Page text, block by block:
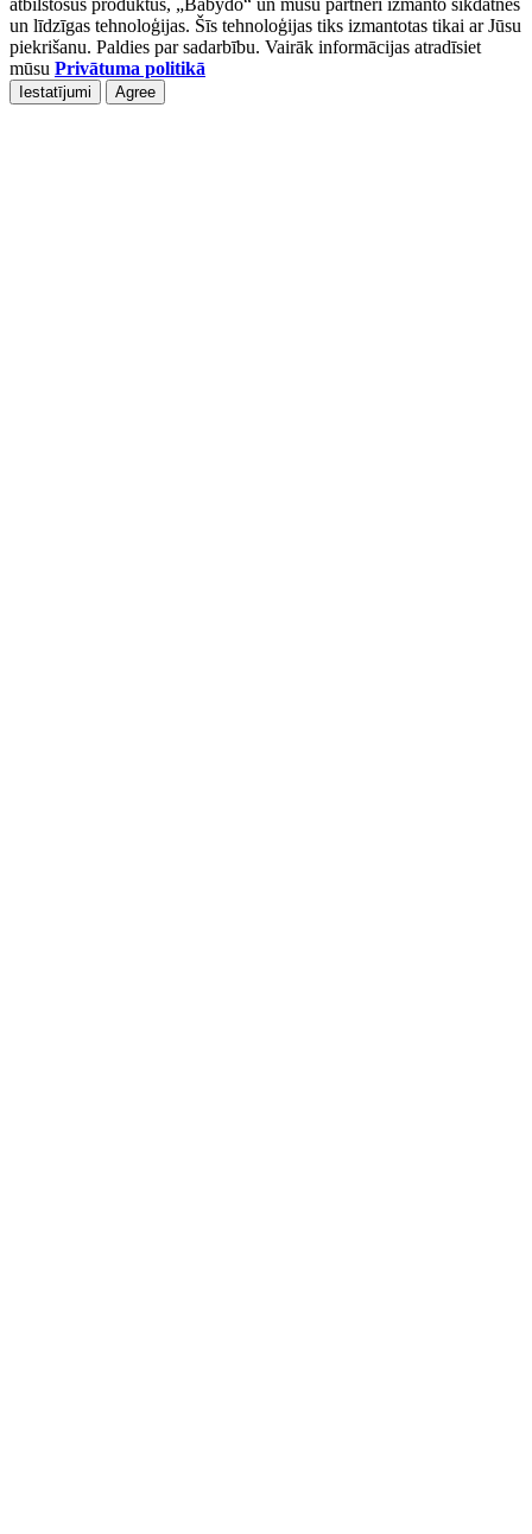
atbilstošus produktus, „Babydo“ un mūsu partneri izmanto sīkdatnes
un līdzīgas tehnoloģijas. Šīs tehnoloģijas tiks izmantotas tikai ar Jūsu
piekrišanu. Paldies par sadarbību. Vairāk informācijas atradīsiet
mūsu Privātuma politikā
Iestatījumi Agree